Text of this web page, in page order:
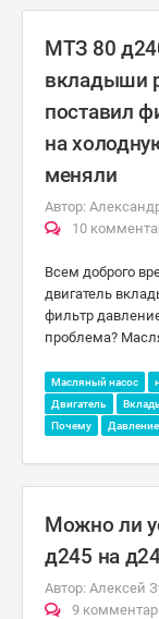
МТЗ 80
вкладыши
поставил
на
меняли
Автор:
10
Всем доброго
двигатель
фильтр
проблема?
Масляный насос
Двигатель
Почему
Давление
Можно ли
д245 на
Автор: Алексей
9